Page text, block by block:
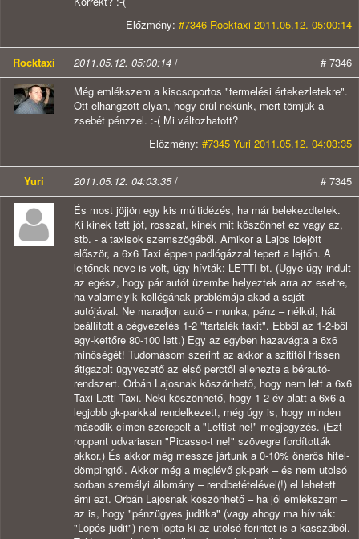
Előzmény: #7346 Rocktaxi 2011.05.12. 05:00:14
Rocktaxi 2011.05.12. 05:00:14 /
# 7346
Még emlékszem a kiscsoportos "termelési értekezletekre".
Ott elhangzott olyan, hogy örül nekünk, mert tömjük a
zsebét pénzzel. :-( Mi változhatott?
Előzmény: #7345 Yuri 2011.05.12. 04:03:35
Yuri 2011.05.12. 04:03:35/
# 7345
És most jöjjön egy kis múltidézés, ha már belekezdtetek.
Ki kinek tett jót, rosszat, kinek mit köszönhet ez vagy az,
stb. - a taxisok szemszögéből. Amikor a Lajos idejött
először, a 6x6 Taxi éppen padlógázzal tepert a lejtőn. A
lejtőnek neve is volt, úgy hívták: LETTI bt. (Ugye úgy indult
az egész, hogy pár autót üzembe helyeztek arra az esetre,
ha valamelyik kollégának problémája akad a saját
autójával. Ne maradjon autó – munka, pénz – nélkül, hát
beállított a cégvezetés 1-2 "tartalék taxit". Ebből az 1-2-ből
egy-kettőre 80-100 lett.) Egy az egyben hazavágta a 6x6
minőségét! Tudomásom szerint az akkor a szititől frissen
átigazolt ügyvezető az első perctől ellenezte a bérautó-
rendszert. Orbán Lajosnak köszönhető, hogy nem lett a 6x6
Taxi Letti Taxi. Neki köszönhető, hogy 1-2 év alatt a 6x6 a
legjobb gk-parkkal rendelkezett, még úgy is, hogy minden
második címen szerepelt a "Lettist ne!" megjegyzés. (Ezt
roppant udvariasan "Picasso-t ne!" szövegre fordították
akkor.) És akkor még messze jártunk a 0-10% önerős hitel-
dömpingtől. Akkor még a meglévő gk-park – és nem utolsó
sorban személyi állomány – rendbetételével(!) el lehetett
érni ezt. Orbán Lajosnak köszönhető – ha jól emlékszem –
az is, hogy "pénzügyes juditka" (vagy ahogy ma hívnák:
"Lopós judit") nem lopta ki az utolsó forintot is a kasszából.